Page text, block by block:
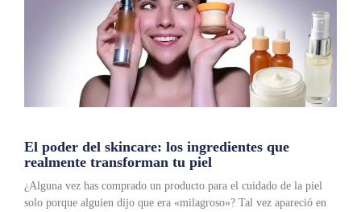
El poder del skincare: los ingredientes que
realmente transforman tu piel
¿Alguna vez has comprado un producto para el cuidado de la piel
solo porque alguien dijo que era «milagroso»? Tal vez apareció en